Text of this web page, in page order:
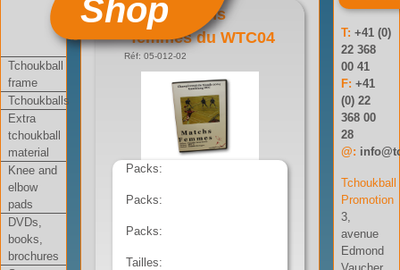
Shop
Tchoukball
frame
Tchoukballs
Extra
tchoukball
material
Knee and
elbow
pads
DVDs,
books,
brochures
DVD matchs
femmes du WTC04
Réf: 05-012-02
Packs:
Packs:
Packs:
Tailles:
T:+41 (0)
22 368
00 41
F:+41
(0) 22
368 00
28
@:
Tchoukball
Promotion
3,
avenue
Edmond